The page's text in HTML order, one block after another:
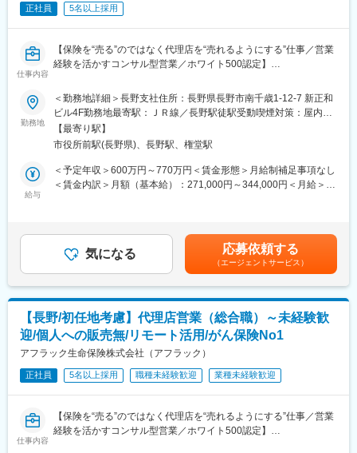
託状況などを考慮して都度決定します。
ヘルスケア全体から患者様支援できるPJTがございます。例え
ば、治療領域をカバーできる医薬品PJT、薬局の経営支援を行う
チンPJT等があります。
【IQVIAサービシーズジャパンについて】
・世界100以上の国と地域／8万人の社員が、医薬品の臨床開発～
プロモーションに携わり、市場を流通するほぼすべての医薬品に
関与しています
・日本においても業界トップシェアを誇り、常時100以上のPJが
変更の範囲：会社の定める業務
正社員 5名以上採用
仕事内容
【保険を“売る”のではなく代理店を“売れるようにする”仕事／営業
経験を活かすコンサル型営業／ホワイト500認定】
代理店のスタッフなど周囲を巻き込み成果を上げていく営業力が
身につきます。
若手のうちから、販売戦略の企画や代理店経営者に向けた提案を
行っていただけます。
■業務内容
アフラック商品を扱う代理店がお客様により良い保険提案ができ
るよう、販売促進や経営課題解決のためのコンサルティング営業
す。
■業務詳細
・同業他社やマーケット動向の分析
・保険契約事務に関する各種業務
※土日の対応について：
営業宛てに電話がかかってくることもありますが、代理店向け一
次受けのコールセンターを設置しています
【変更の範囲：会社の定める業務】
※会社が出向を指示した場合は出向先の定める業務となります
■評価制度
評価は「業績貢献評価」と「行動評価」に分かれています。
評価と報酬は連動しており、「業績貢献評価」は短期業績賞与、
勤務地
＜勤務地詳細＞長野支社住所：長野県長野市南千歳1-12-7 新正和
ビル4F勤務地最寄駅：ＪＲ線／長野駅徒駅受動喫煙対策：屋内全
面禁煙変更の範囲：本文参照
【最寄り駅】
市役所前駅(長野県)、長野駅、権堂駅
給与
＜予定年収＞600万円～770万円＜賃金形態＞月給制補足事項なし
＜賃金内訳＞月額（基本給）：271,000円～344,000円＜月給＞
です。※転居を伴う場合、別途転勤手当（4万円～6万円/月）と住
宅補助（例：6万円/月までの9割会社負担）の支給がございます。
賃金はあくまでも目安の金額であり、選考を通じて上下する可能
性があります。月給(月額)は固定手当を含めた表記です。
気になる 応募依頼する
（エージェントサービス）
【長野/初任地考慮】代理店営業（総合職）～未経験歓
迎/個人への販売無/リモート活用/がん保険No1
アフラック生命保険株式会社（アフラック）
正社員 5名以上採用 職種未経験歓迎 業種未経験歓迎
仕事内容
【保険を“売る”のではなく代理店を“売れるようにする”仕事／営業
経験を活かすコンサル型営業／ホワイト500認定】